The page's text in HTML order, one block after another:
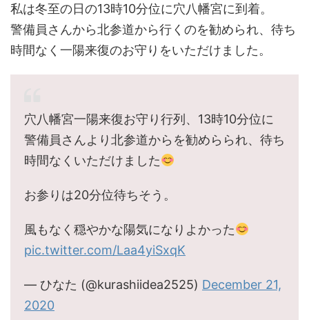
私は冬至の日の13時10分位に穴八幡宮に到着。
警備員さんから北参道から行くのを勧められ、待ち
時間なく一陽来復のお守りをいただけました。
穴八幡宮一陽来復お守り行列、13時10分位に
警備員さんより北参道からを勧めらられ、待ち
時間なくいただけました
お参りは20分位待ちそう。
風もなく穏やかな陽気になりよかった
pic.twitter.com/Laa4yiSxqK
— ひなた (@kurashiidea2525) December 21,
2020